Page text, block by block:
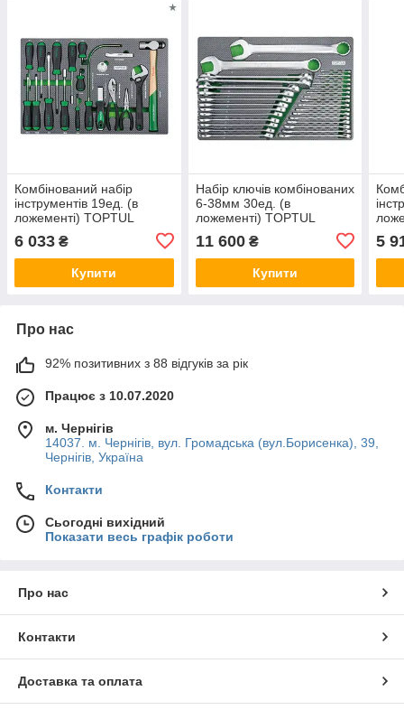
Комбінований набір
інструментів 19ед. (в
ложементі) TOPTUL
6 033 ₴
Купити
Набір ключів комбінованих
6-38мм 30ед. (в
ложементі) TOPTUL
11 600₴
Купити
5
Про нас
92% позитивних з 88 відгуків за рік
Працює з 10.07.2020
м. Чернігів
14037. м. Чернігів, вул. Громадська (вул.Борисенка), 39,
Чернігів, Україна
Контакти
Сьогодні вихідний
Показати весь графік роботи
Про нас
Контакти
Доставка та оплата